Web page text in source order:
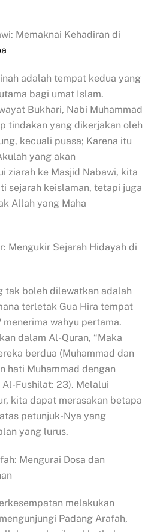
Memaknai Kehadiran di
adalah tempat kedua yang
bagi umat Islam.
Bukhari, Nabi Muhammad
tindakan yang dikerjakan oleh
kecuali puasa; Karena itu
yang akan
ziarah ke Masjid Nabawi, kita
sejarah keislaman, tetapi juga
Allah yang Maha
Mengukir Sejarah Hidayah di
tak boleh dilewatkan adalah
terletak Gua Hira tempat
menerima wahyu pertama.
dalam Al-Quran, “Maka
berdua (Muhammad dan
hati Muhammad dengan
Al-Fushilat: 23). Melalui
kita dapat merasakan betapa
petunjuk-Nya yang
yang lurus.
Mengurai Dosa dan
melakukan
Padang Arafah,